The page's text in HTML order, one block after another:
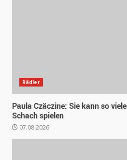
Rädler
Paula Czäczine: Sie kann so
Schach spielen
07.08.2026